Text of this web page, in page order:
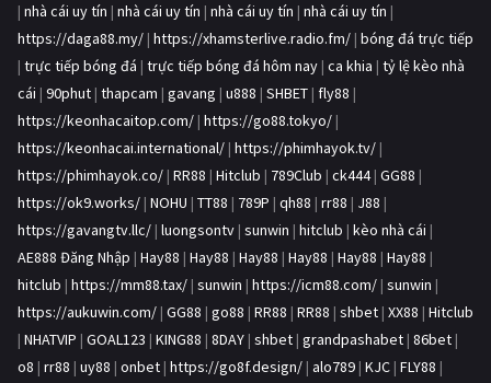
| nhà cái uy tín | nhà cái uy tín | nhà cái uy tín | nhà cái uy tín |
https://daga88.my/ | https://xhamsterlive.radio.fm/ | bóng đá trực tiếp
| trực tiếp bóng đá | trực tiếp bóng đá hôm nay | ca khia | tỷ lệ kèo nhà
cái | 90phut | thapcam | gavang | u888 | SHBET | fly88 |
https://keonhacaitop.com/ | https://go88.tokyo/ |
https://keonhacai.international/ | https://phimhayok.tv/ |
https://phimhayok.co/ | RR88 | Hitclub | 789Club | ck444| GG88 |
https://ok9.works/ | NOHU | TT88 | 789P | qh88 | rr88 | J88 |
https://gavangtv.llc/ | luongsontv | sunwin | hitclub | kèo nhà cái |
AE888 Đăng Nhập | Hay88 | Hay88 | Hay88 | Hay88 | Hay88 | Hay88 |
hitclub | https://mm88.tax/ | sunwin | https://icm88.com/ | sunwin |
https://aukuwin.com/ | GG88 | go88 | RR88 | RR88 | shbet | XX88 | Hitclub
| NHATVIP | GOAL123 | KING88 | 8DAY | shbet | grandpashabet | 86bet |
o8 | rr88 | uy88 | onbet | https://go8f.design/ | alo789 | KJC | FLY88 |